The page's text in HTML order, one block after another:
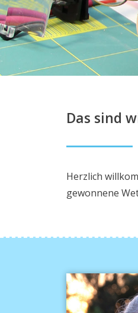
Das sind
Herzlich
gewonnene